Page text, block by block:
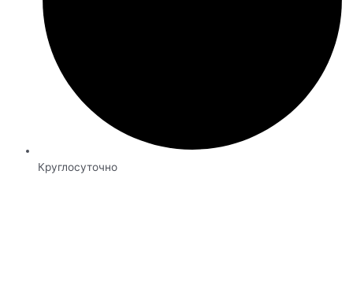
Круглосуточно